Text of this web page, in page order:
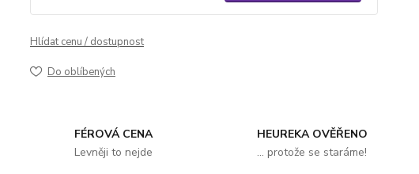
Hlídat cenu / dostupnost
Do oblíbených
FÉROVÁ CENA
Levněji to nejde
HEUREKA OVĚŘENO
... protože se staráme!